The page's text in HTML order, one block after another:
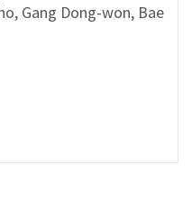
Gang Dong-won, Bae